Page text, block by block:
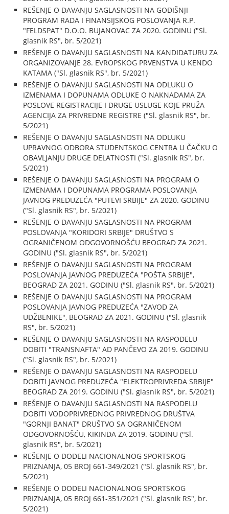
REŠENJE O DAVANJU SAGLASNOSTI NA GODIŠNJI
PROGRAM RADA I FINANSIJSKOG POSLOVANJA R.P.
"FELDSPAT" D.O.O. BUJANOVAC ZA 2020. GODINU ("Sl.
glasnik RS", br. 5/2021)
REŠENJE O DAVANJU SAGLASNOSTI NA KANDIDATURU ZA
ORGANIZOVANJE 28. EVROPSKOG PRVENSTVA U KENDO
KATAMA ("Sl. glasnik RS", br. 5/2021)
REŠENJE O DAVANJU SAGLASNOSTI NA ODLUKU O
IZMENAMA I DOPUNAMA ODLUKE O NAKNADAMA ZA
POSLOVE REGISTRACIJE I DRUGE USLUGE KOJE PRUŽA
AGENCIJA ZA PRIVREDNE REGISTRE ("Sl. glasnik RS", br.
5/2021)
REŠENJE O DAVANJU SAGLASNOSTI NA ODLUKU
UPRAVNOG ODBORA STUDENTSKOG CENTRA U ČAČKU O
OBAVLJANJU DRUGE DELATNOSTI ("Sl. glasnik RS", br.
5/2021)
REŠENJE O DAVANJU SAGLASNOSTI NA PROGRAM O
IZMENAMA I DOPUNAMA PROGRAMA POSLOVANJA
JAVNOG PREDUZEĆA "PUTEVI SRBIJE" ZA 2020. GODINU
("Sl. glasnik RS", br. 5/2021)
REŠENJE O DAVANJU SAGLASNOSTI NA PROGRAM
POSLOVANJA "KORIDORI SRBIJE" DRUŠTVO S
OGRANIČENOM ODGOVORNOŠĆU BEOGRAD ZA 2021.
GODINU ("Sl. glasnik RS", br. 5/2021)
REŠENJE O DAVANJU SAGLASNOSTI NA PROGRAM
POSLOVANJA JAVNOG PREDUZEĆA "POŠTA SRBIJE",
BEOGRAD ZA 2021. GODINU ("Sl. glasnik RS", br. 5/2021)
REŠENJE O DAVANJU SAGLASNOSTI NA PROGRAM
POSLOVANJA JAVNOG PREDUZEĆA "ZAVOD ZA
UDŽBENIKE", BEOGRAD ZA 2021. GODINU ("Sl. glasnik
RS", br. 5/2021)
REŠENJE O DAVANJU SAGLASNOSTI NA RASPODELU
DOBITI "TRANSNAFTA" AD PANČEVO ZA 2019. GODINU
("Sl. glasnik RS", br. 5/2021)
REŠENJE O DAVANJU SAGLASNOSTI NA RASPODELU
DOBITI JAVNOG PREDUZEĆA "ELEKTROPRIVREDA SRBIJE"
BEOGRAD ZA 2019. GODINU ("Sl. glasnik RS", br. 5/2021)
REŠENJE O DAVANJU SAGLASNOSTI NA RASPODELU
DOBITI VODOPRIVREDNOG PRIVREDNOG DRUŠTVA
"GORNJI BANAT" DRUŠTVO SA OGRANIČENOM
ODGOVORNOŠĆU, KIKINDA ZA 2019. GODINU ("Sl.
glasnik RS", br. 5/2021)
REŠENJE O DODELI NACIONALNOG SPORTSKOG
PRIZNANJA, 05 BROJ 661-349/2021 ("Sl. glasnik RS", br.
5/2021)
REŠENJE O DODELI NACIONALNOG SPORTSKOG
PRIZNANJA, 05 BROJ 661-351/2021 ("Sl. glasnik RS", br.
5/2021)